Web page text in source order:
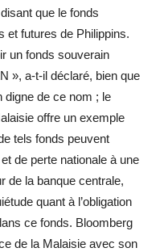
que le fonds
et futures de Philippins.
un fonds souverain
», a-t-il déclaré, bien que
digne de ce nom ; le
offre un exemple
tels fonds peuvent
de perte nationale à une
de la banque centrale,
quant à l’obligation
ce fonds. Bloomberg
de la Malaisie avec son